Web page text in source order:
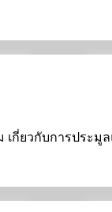
กี่ยวกับการประมู